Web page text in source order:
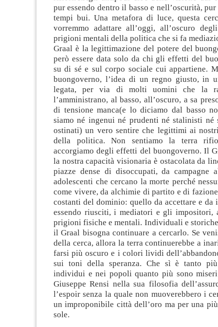
pur essendo dentro il basso e nell’oscurità,
tempi bui. Una metafora di luce, questa
vorremmo adattare all’oggi, all’oscuro
prigioni mentali della politica che si fa
Graal è la legittimazione del potere del
però essere data solo da chi gli effetti del
su di sé e sul corpo sociale cui appartiene.
buongoverno, l’idea di un regno giusto, in
legata, per via di molti uomini che la
l’amministrano, al basso, all’oscuro, a sa
di tensione manca(e lo diciamo dal basso
siamo né ingenui né prudenti né stalinisti né
ostinati) un vero sentire che legittimi ai
della politica. Non sentiamo la terra
accorgiamo degli effetti del buongoverno. Il
la nostra capacità visionaria è ostacolata da
piazze dense di disoccupati, da campagne
adolescenti che cercano la morte perché
come vivere, da alchimie di partito e di
costanti del dominio: quello da accettare e da
essendo riusciti, i mediatori e gli impositori,
prigioni fisiche e mentali. Individuali e
il Graal bisogna continuare a cercarlo. Se
della cerca, allora la terra continuerebbe a
farsi più oscuro e i colori lividi
sui toni della speranza. Che sì è tanto
individui e nei popoli quanto più sono
Giuseppe Rensi nella sua filosofia
l’espoir senza la quale non muoverebbero i
un improponibile città dell’oro ma per una
sole.